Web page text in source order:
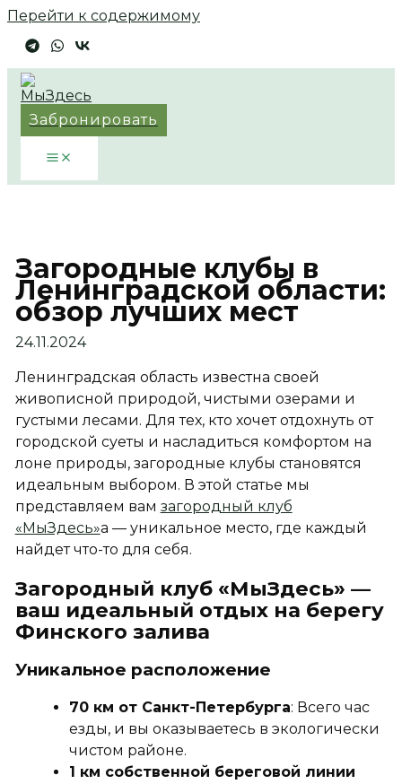
Перейти к содержимому
Забронировать
Загородные клубы в
Ленинградской области:
обзор лучших мест
24.11.2024
Ленинградская область известна своей
живописной природой, чистыми озерами и
густыми лесами. Для тех, кто хочет отдохнуть от
городской суеты и насладиться комфортом на
лоне природы, загородные клубы становятся
идеальным выбором. В этой статье мы
представляем вам загородный клуб
«МыЗдесь»а — уникальное место, где каждый
найдет что-то для себя.
Загородный клуб «МыЗдесь» —
ваш идеальный отдых на берегу
Финского залива
Уникальное расположение
70 км от Санкт-Петербурга: Всего час
езды, и вы оказываетесь в экологически
чистом районе.
1 км собственной береговой линии